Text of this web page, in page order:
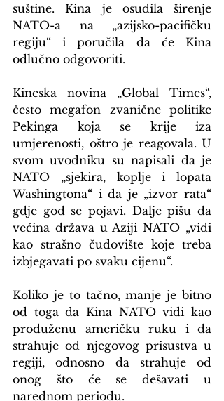
suštine. Kina je osudila širenje
NATO-a na „azijsko-pacifičku
regiju“ i poručila da će Kina
odlučno odgovoriti.
Kineska novina „Global Times“,
često megafon zvanične politike
Pekinga koja se krije iza
umjerenosti, oštro je reagovala. U
svom uvodniku su napisali da je
NATO „sjekira, koplje i lopata
Washingtona“ i da je „izvor rata“
gdje god se pojavi. Dalje pišu da
većina država u Aziji NATO „vidi
kao strašno čudovište koje treba
izbjegavati po svaku cijenu“.
Koliko je to tačno, manje je bitno
od toga da Kina NATO vidi kao
produženu američku ruku i da
strahuje od njegovog prisustva u
regiji, odnosno da strahuje od
onog što će se dešavati u
narednom periodu.